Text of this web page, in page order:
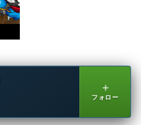
＋
フォロー